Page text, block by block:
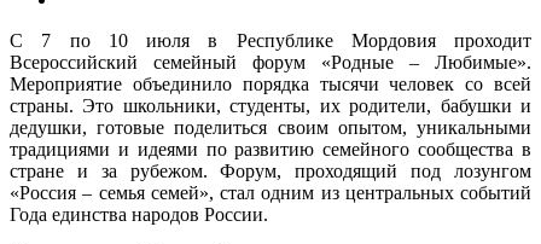
С 7 по 10 июля в Республике Мордовия проходит
Всероссийский семейный форум «Родные – Любимые».
Мероприятие объединило порядка тысячи человек со всей
страны. Это школьники, студенты, их родители, бабушки и
дедушки, готовые поделиться своим опытом, уникальными
традициями и идеями по развитию семейного сообщества в
стране и за рубежом. Форум, проходящий под лозунгом
«Россия – семья семей», стал одним из центральных событий
Года единства народов России.